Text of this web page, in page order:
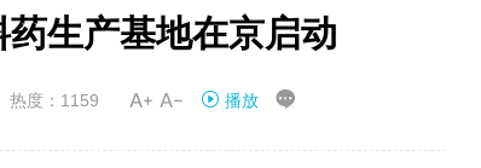
生产基地在京启动
热度：1159  播放 